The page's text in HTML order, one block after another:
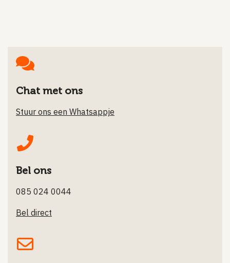
Chat met ons
Stuur ons een Whatsappje
Bel ons
085 024 0044
Bel direct